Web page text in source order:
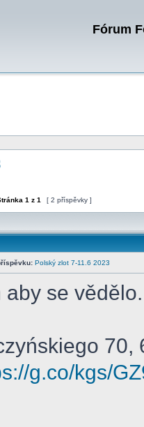
Fórum
na téma
1 z 1 [ 2 příspěvky ]
Polský zlot 7-11.6 2023
aby se
70,
g.co/kgs/